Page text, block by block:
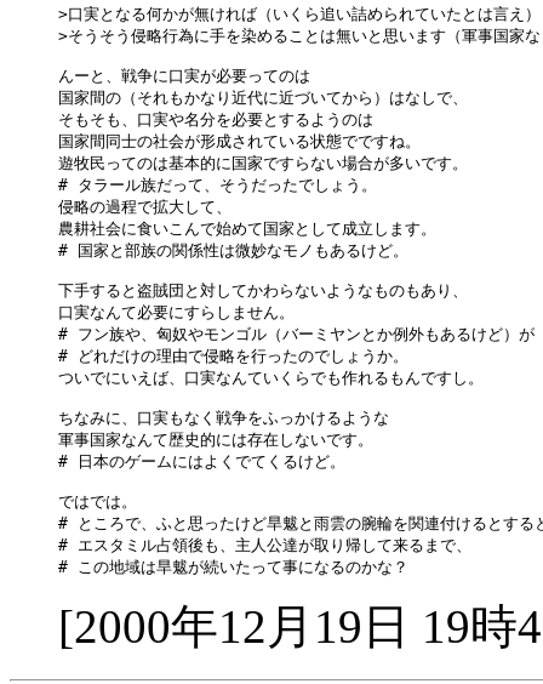
>口実となる何かが無ければ（いくら追い詰められていたとは言え）
>そうそう侵略行為に手を染めることは無いと思います（軍事国家
んーと、戦争に口実が必要ってのは
国家間の（それもかなり近代に近づいてから）はなしで、
そもそも、口実や名分を必要とするようのは
国家間同士の社会が形成されている状態でですね。
遊牧民ってのは基本的に国家ですらない場合が多いです。
# タラール族だって、そうだったでしょう。
侵略の過程で拡大して、
農耕社会に食いこんで始めて国家として成立します。
# 国家と部族の関係性は微妙なモノもあるけど。
下手すると盗賊団と対してかわらないようなものもあり、
口実なんて必要にすらしません。
# フン族や、匈奴やモンゴル（バーミヤンとか例外もあるけど）が
# どれだけの理由で侵略を行ったのでしょうか。
ついでにいえば、口実なんていくらでも作れるもんですし。
ちなみに、口実もなく戦争をふっかけるような
軍事国家なんて歴史的には存在しないです。
# 日本のゲームにはよくでてくるけど。
ではでは。
# ところで、ふと思ったけど旱魃と雨雲の腕輪を関連付けるとする
# エスタミル占領後も、主人公達が取り帰して来るまで、
[2000年12月19日 19時